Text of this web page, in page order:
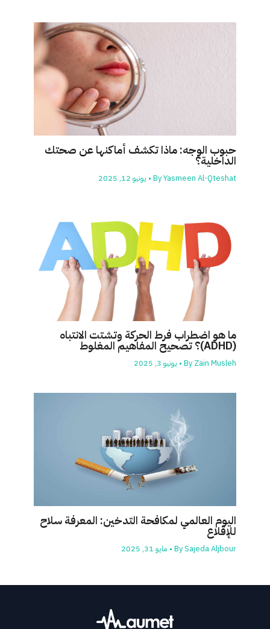
حبوب الوجه: ماذا تكشف أماكنها عن صحتك
الداخلية؟
ByYasmeen Al-Qteshat
• يونيو 12, 2025
ما هو اضطراب فرط الحركة وتشتت الانتباه
(ADHD)؟ تصحيح المفاهيم المغلوط
By Zain Musleh
• يونيو 3, 2025
اليوم العالمي لمكافحة التدخين: المعرفة سلاح
للإقلاع
BySajeda Aljbour
• مايو 31, 2025